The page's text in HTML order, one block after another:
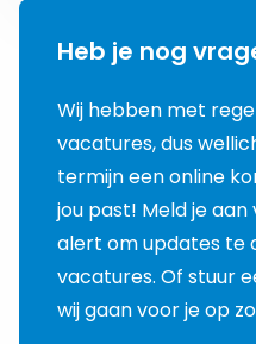
Heb je nog
Wij hebben met
vacatures, dus
termijn een online
jou past! Meld je
alert om updates te
vacatures. Of stuur
wij gaan voor je op